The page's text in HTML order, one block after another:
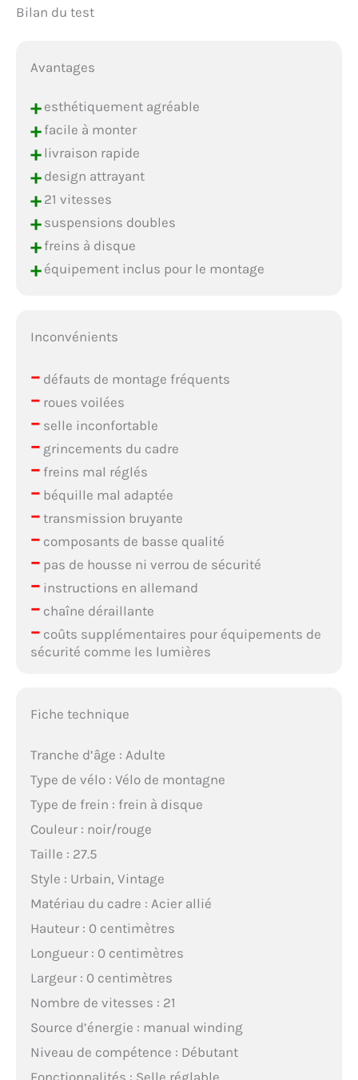
Bilan du test
Avantages
+esthétiquement agréable
+facile à monter
+livraison rapide
+design attrayant
+21 vitesses
+suspensions doubles
+freins à disque
+équipement inclus pour le montage
Inconvénients
–défauts de montage fréquents
–roues voilées
–selle inconfortable
–grincements du cadre
–freins mal réglés
–béquille mal adaptée
–transmission bruyante
–composants de basse qualité
–pas de housse ni verrou de sécurité
–instructions en allemand
–chaîne déraillante
–coûts supplémentaires pour équipements de
sécurité comme les lumières
Fiche technique
Tranche d’âge : Adulte
Type de vélo : Vélo de montagne
Type de frein : frein à disque
Couleur : noir/rouge
Taille : 27.5
Style : Urbain, Vintage
Matériau du cadre : Acier allié
Hauteur : 0 centimètres
Longueur : 0 centimètres
Largeur : 0 centimètres
Nombre de vitesses : 21
Source d’énergie : manual winding
Niveau de compétence : Débutant